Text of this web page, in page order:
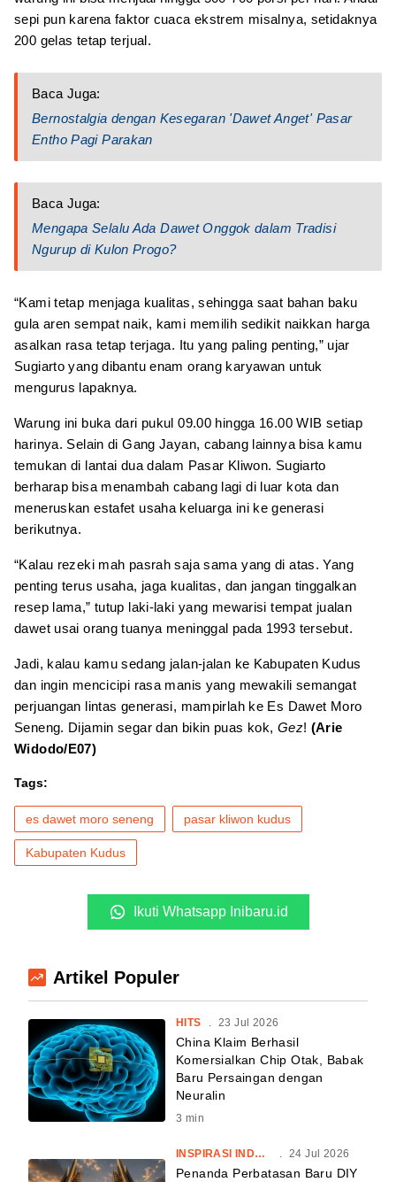
sepi pun karena faktor cuaca ekstrem misalnya, setidaknya
200 gelas tetap terjual.
Baca Juga:
Bernostalgia dengan Kesegaran 'Dawet Anget' Pasar
Entho Pagi Parakan
Baca Juga:
Mengapa Selalu Ada Dawet Onggok dalam Tradisi
Ngurup di Kulon Progo?
“Kami tetap menjaga kualitas, sehingga saat bahan baku
gula aren sempat naik, kami memilih sedikit naikkan harga
asalkan rasa tetap terjaga. Itu yang paling penting,” ujar
Sugiarto yang dibantu enam orang karyawan untuk
mengurus lapaknya.
Warung ini buka dari pukul 09.00 hingga 16.00 WIB setiap
harinya. Selain di Gang Jayan, cabang lainnya bisa kamu
temukan di lantai dua dalam Pasar Kliwon. Sugiarto
berharap bisa menambah cabang lagi di luar kota dan
meneruskan estafet usaha keluarga ini ke generasi
berikutnya.
“Kalau rezeki mah pasrah saja sama yang di atas. Yang
penting terus usaha, jaga kualitas, dan jangan tinggalkan
resep lama,” tutup laki-laki yang mewarisi tempat jualan
dawet usai orang tuanya meninggal pada 1993 tersebut.
Jadi, kalau kamu sedang jalan-jalan ke Kabupaten Kudus
dan ingin mencicipi rasa manis yang mewakili semangat
perjuangan lintas generasi, mampirlah ke Es Dawet Moro
Seneng. Dijamin segar dan bikin puas kok, Gez! (Arie
Widodo/E07)
Tags:
es dawet moro seneng pasar kliwon kudus
Kabupaten Kudus
Ikuti Whatsapp Inibaru.id
Artikel Populer
HITS . 23 Jul 2026
China Klaim Berhasil
Komersialkan Chip Otak, Babak
Baru Persaingan dengan
Neuralin
3 min
INSPIRASI INDONESIA . 24 Jul 2026
Penanda Perbatasan Baru DIY